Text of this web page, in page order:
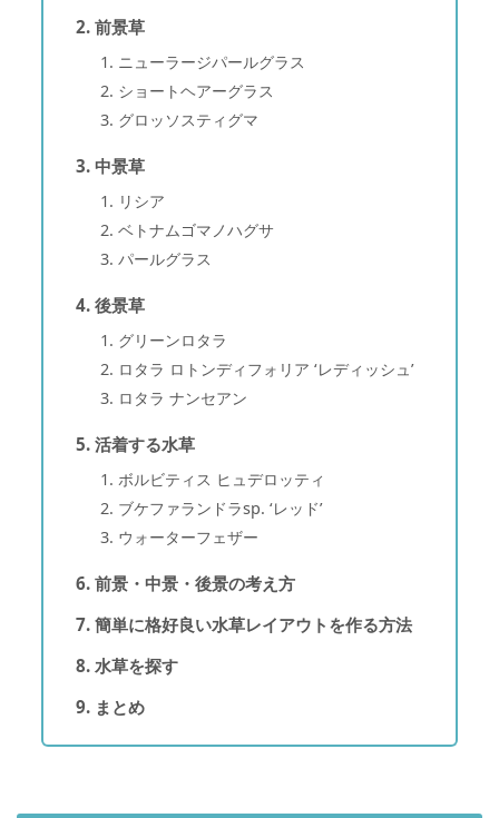
前景草
ニューラージパールグラス
ショートヘアーグラス
グロッソスティグマ
中景草
リシア
ベトナムゴマノハグサ
パールグラス
後景草
グリーンロタラ
ロタラ ロトンディフォリア ‘レディッシュ’
ロタラ ナンセアン
活着する水草
ボルビティス ヒュデロッティ
ブケファランドラsp. ‘レッド’
ウォーターフェザー
前景・中景・後景の考え方
簡単に格好良い水草レイアウトを作る方法
水草を探す
まとめ